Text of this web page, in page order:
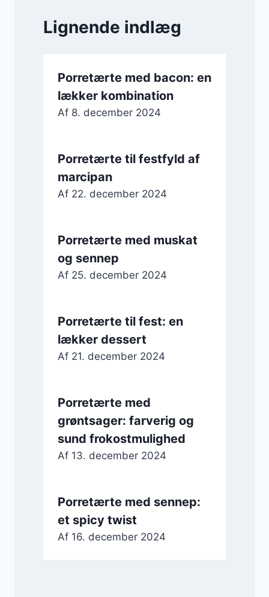
Lignende indlæg
Porretærte med bacon: en
lækker kombination
Af 8. december 2024
Porretærte til festfyld af
marcipan
Af 22. december 2024
Porretærte med muskat
og sennep
Af 25. december 2024
Porretærte til fest: en
lækker dessert
Af 21. december 2024
Porretærte med
grøntsager: farverig og
sund frokostmulighed
Af 13. december 2024
Porretærte med sennep:
et spicy twist
Af 16. december 2024